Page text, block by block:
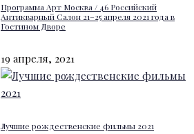
Программа Арт Москва / 46 Российский
Антикварный Салон 21–25 апреля 2021 года в
Гостином Дворе
19 апреля, 2021
Лучшие рождественские фильмы 2021